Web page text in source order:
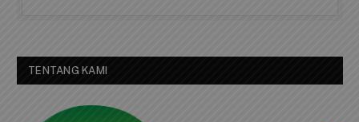
TENTANG KAMI